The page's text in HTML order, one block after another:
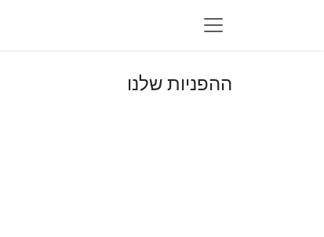
ההפניות שלנו